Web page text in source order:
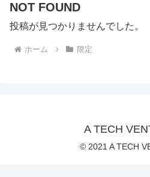
NOT FOUND
投稿が見つかりませんでした。
ホーム 限定
A TECH
© 2021 A TECH